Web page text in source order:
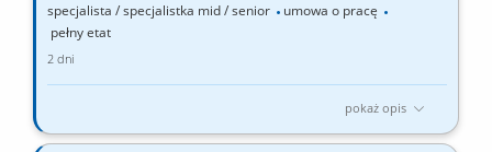
specjalista / specjalistka mid / senior
umowa o pracę
pełny etat
2 dni
pokaż opis
Zakres obowiązków: Współtworzenie oraz nadzór nad realizacją